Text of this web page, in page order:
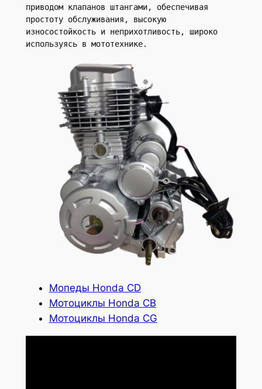
приводом клапанов штангами, обеспечивая
простоту обслуживания, высокую
износостойкость и неприхотливость, широко
используясь в мототехнике.
Мопеды Honda СD
Мотоциклы Honda CB
Мотоциклы Honda CG